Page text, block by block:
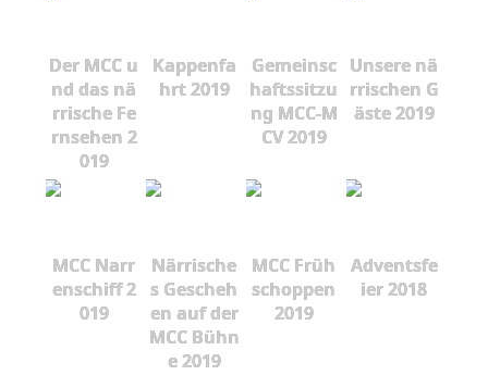
Der MCC u
nd das nä
rrische Fe
rnsehen 2
019
Kappenfa
hrt 2019
Gemeinsc
haftssitzu
ng MCC-M
CV 2019
Unsere nä
rrischen G
äste 2019
MCC Narr
enschiff 2
019
Närrische
s Gescheh
en auf der
MCC Bühn
e 2019
MCC Früh
schoppen
2019
Adventsfe
ier 2018